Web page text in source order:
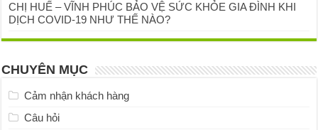
CHỊ HUẾ – VĨNH PHÚC BẢO VỆ SỨC KHỎE GIA ĐÌNH KHI
DỊCH COVID-19 NHƯ THẾ NÀO?
CHUYÊN MỤC
Cảm nhận khách hàng
Câu hỏi